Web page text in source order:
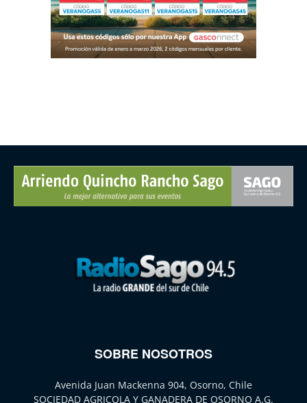
SOBRE NOSOTROS
Avenida Juan Mackenna 904, Osorno, Chile
SOCIEDAD AGRICOLA Y GANADERA DE OSORNO A.G.